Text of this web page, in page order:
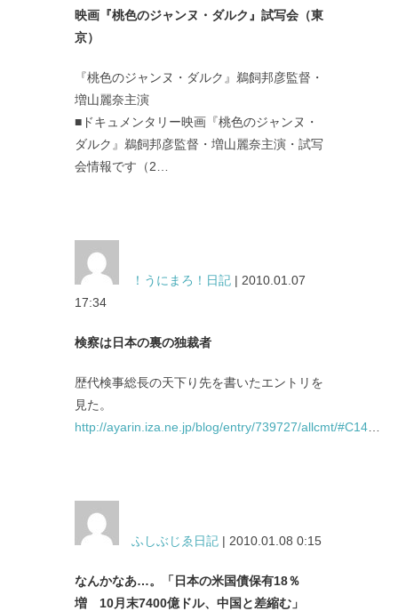
映画『桃色のジャンヌ・ダルク』試写会（東
京）
『桃色のジャンヌ・ダルク』鵜飼邦彦監督・
増山麗奈主演
■ドキュメンタリー映画『桃色のジャンヌ・
ダルク』鵜飼邦彦監督・増山麗奈主演・試写
会情報です（2…
！うにまろ！日記 | 2010.01.07
17:34
検察は日本の裏の独裁者
歴代検事総長の天下り先を書いたエントリを
見た。
http://ayarin.iza.ne.jp/blog/entry/739727/allcmt/#C14
ふしぶじゑ日記 | 2010.01.08 0:15
なんかなあ…。「日本の米国債保有18％
増 10月末7400億ドル、中国と差縮む」